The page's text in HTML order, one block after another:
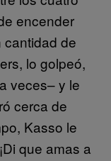
encender
cantidad de
lo golpeó,
veces– y le
cerca de
Kasso le
que amas a